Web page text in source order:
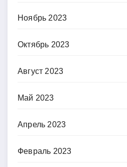
Ноябрь 2023
Октябрь 2023
Август 2023
Май 2023
Апрель 2023
Февраль 2023